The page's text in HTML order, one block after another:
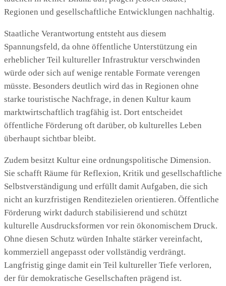
Regionen und gesellschaftliche Entwicklungen nachhaltig.
Staatliche Verantwortung entsteht aus diesem
Spannungsfeld, da ohne öffentliche Unterstützung ein
erheblicher Teil kultureller Infrastruktur verschwinden
würde oder sich auf wenige rentable Formate verengen
müsste. Besonders deutlich wird das in Regionen ohne
starke touristische Nachfrage, in denen Kultur kaum
marktwirtschaftlich tragfähig ist. Dort entscheidet
öffentliche Förderung oft darüber, ob kulturelles Leben
überhaupt sichtbar bleibt.
Zudem besitzt Kultur eine ordnungspolitische Dimension.
Sie schafft Räume für Reflexion, Kritik und gesellschaftliche
Selbstverständigung und erfüllt damit Aufgaben, die sich
nicht an kurzfristigen Renditezielen orientieren. Öffentliche
Förderung wirkt dadurch stabilisierend und schützt
kulturelle Ausdrucksformen vor rein ökonomischem Druck.
Ohne diesen Schutz würden Inhalte stärker vereinfacht,
kommerziell angepasst oder vollständig verdrängt.
Langfristig ginge damit ein Teil kultureller Tiefe verloren,
der für demokratische Gesellschaften prägend ist.